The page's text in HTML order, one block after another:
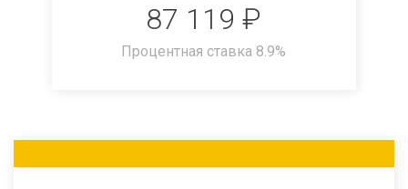
87 119 ₽
Процентная ставка 8.9%